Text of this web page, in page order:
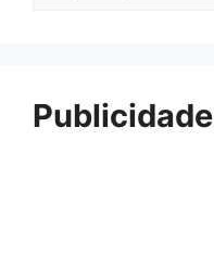
Publicidade